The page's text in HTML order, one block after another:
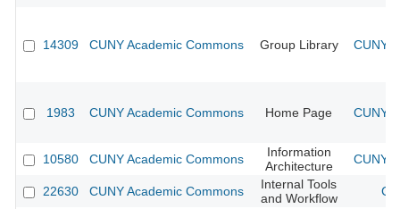
14309 CUNY Academic Commons Group Library CUNY
1983 CUNY Academic Commons Home Page CUNY
10580 CUNY Academic Commons
Information
Architecture
CUNY
22630 CUNY Academic Commons
Internal Tools
and Workflow